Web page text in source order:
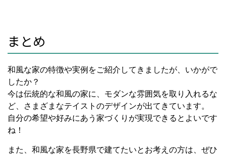
まとめ
和風な家の特徴や実例をご紹介してきましたが、いかがで
したか？
今は伝統的な和風の家に、モダンな雰囲気を取り入れるな
ど、さまざまなテイストのデザインが出てきています。
自分の希望や好みにあう家づくりが実現できるとよいです
ね！
また、和風な家を長野県で建てたいとお考えの方は、ぜひ